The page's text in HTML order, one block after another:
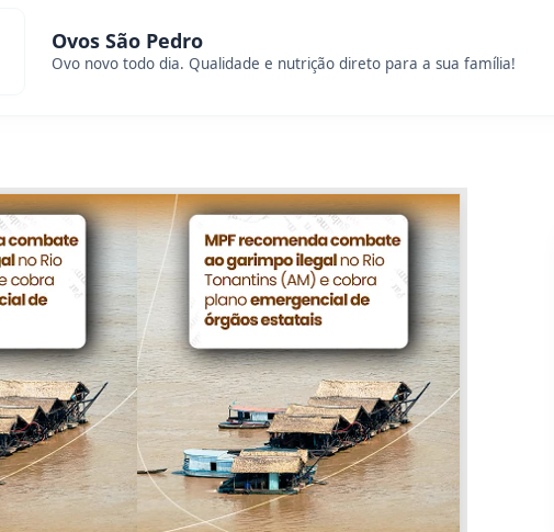
Ovos São Pedro
Ovo novo todo dia. Qualidade e nutrição direto para a sua família!